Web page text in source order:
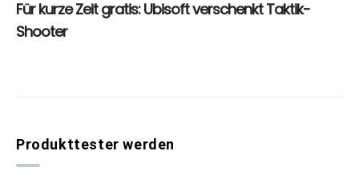
Produkttester werden